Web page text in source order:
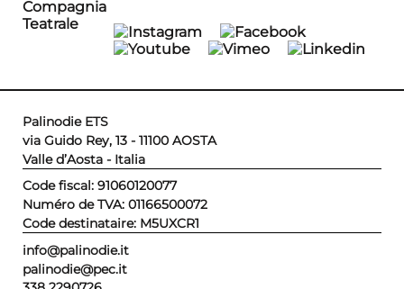
Palinodie ETS
via Guido Rey, 13 - 11100 AOSTA
Valle d’Aosta - Italia
Code fiscal: 91060120077
Numéro de TVA: 01166500072
Code destinataire: M5UXCR1
info@palinodie.it
palinodie@pec.it